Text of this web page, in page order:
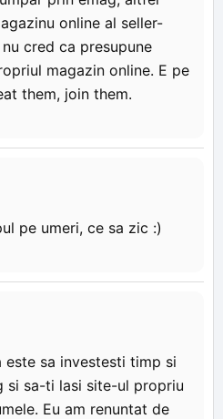
online al seller-
cred ca presupune
magazin online. E pe
them, join them.
pe umeri, ce sa zic :)
este sa investesti timp si
si sa-ti lasi site-ul propriu
Eu am renuntat de